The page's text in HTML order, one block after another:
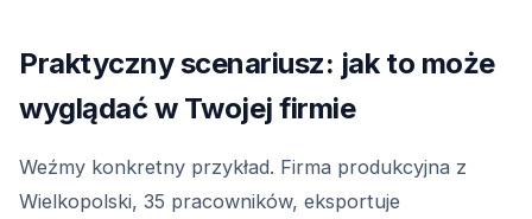
Praktyczny scenariusz: jak to może
wyglądać w Twojej firmie
Weźmy konkretny przykład. Firma produkcyjna z
Wielkopolski, 35 pracowników, eksportuje